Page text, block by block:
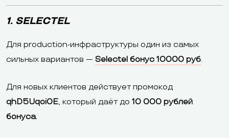
1. SELECTEL
Для production-инфраструктуры один из самых
сильных вариантов — Selectel бонус 10000 руб.
Для новых клиентов действует промокод
qhD5Uqoi0E, который даёт до 10 000 рублей
бонуса.